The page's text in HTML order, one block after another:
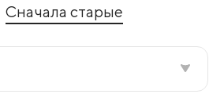
Сначала старые